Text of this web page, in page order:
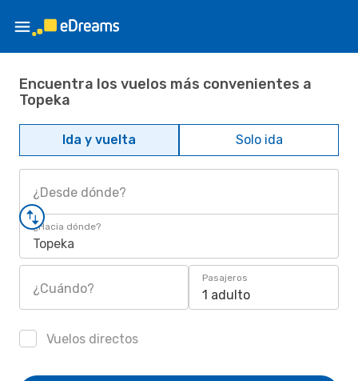
Encuentra los vuelos más convenientes a
Topeka
Ida y vuelta Solo ida
¿Desde dónde?
¿Hacia dónde?
Topeka
¿Cuándo?
Pasajeros
1 adulto
Vuelos directos